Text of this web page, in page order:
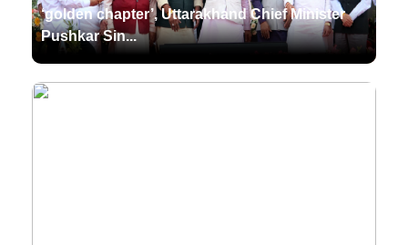
‘golden chapter’, Uttarakhand Chief Minister
Pushkar Sin...